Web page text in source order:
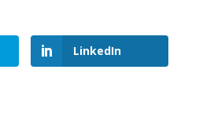
LinkedIn